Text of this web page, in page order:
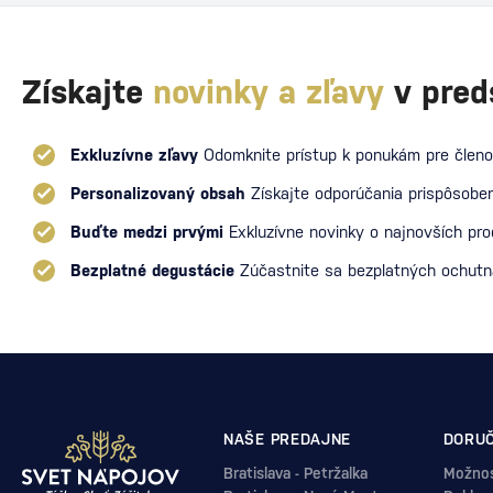
Získajte novinky a zľavy v
Exkluzívne zľavy Odomknite prístup k ponukám pre
Personalizovaný obsah Získajte odporúčania
Buďte medzi prvými Exkluzívne novinky o najnovších
Bezplatné degustácie Zúčastnite sa bezplatných
NAŠE PREDAJNE
Bratislava - Petržalka